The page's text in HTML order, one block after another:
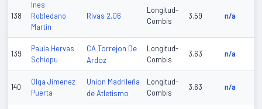
138
Ines
Robledano
Martin
Rivas 2.06
Longitud-
Combis
3.59 n/a
139
Paula Hervas
Schiopu
CA Torrejon De
Ardoz
Longitud-
Combis
3.63 n/a
140
Olga Jimenez
Puerta
Union Madrileña
de Atletismo
Longitud-
Combis
3.63 n/a